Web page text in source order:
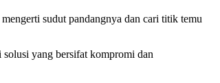
sudut pandangnya dan cari titik temu
solusi yang bersifat kompromi dan